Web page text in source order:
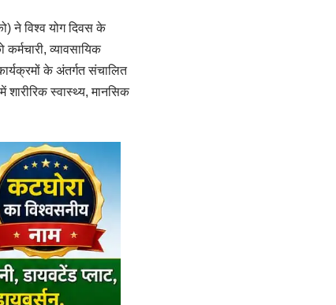
ने विश्व योग दिवस के
व्यावसायिक
के अंतर्गत संचालित
शारीरिक स्वास्थ्य, मानसिक